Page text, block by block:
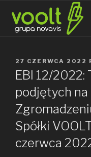
treści
OPUBLIKOWANE
W
27 CZERWCA 2022
EBI 12/2022:
podjętych
Spółki
czerwca